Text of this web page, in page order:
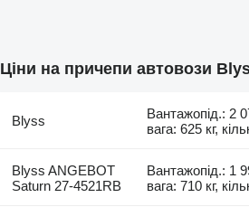
Ціни на причепи автовози
Blyss
Вантажопід.: 2
вага: 625 кг,
Blyss ANGEBOT
Saturn 27-4521RB
Вантажопід.: 1
вага: 710 кг,